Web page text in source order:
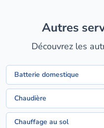
Autres
Découvrez les
Batterie domestique
Chaudière
Chauffage au sol